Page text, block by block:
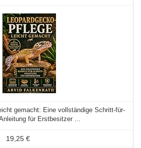
gemacht: Eine vollständige Schritt-für-
für Erstbesitzer ...
19,25 €